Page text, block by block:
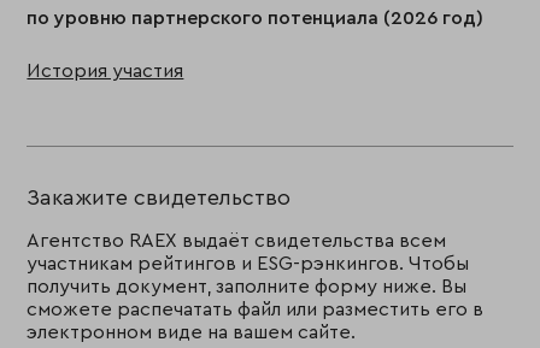
по уровню партнерского потенциала (2026 год)
История участия
Закажите свидетельство
Агентство RAEX выдаёт свидетельства всем
участникам рейтингов и ESG-рэнкингов. Чтобы
получить документ, заполните форму ниже. Вы
сможете распечатать файл или разместить его в
электронном виде на вашем сайте.